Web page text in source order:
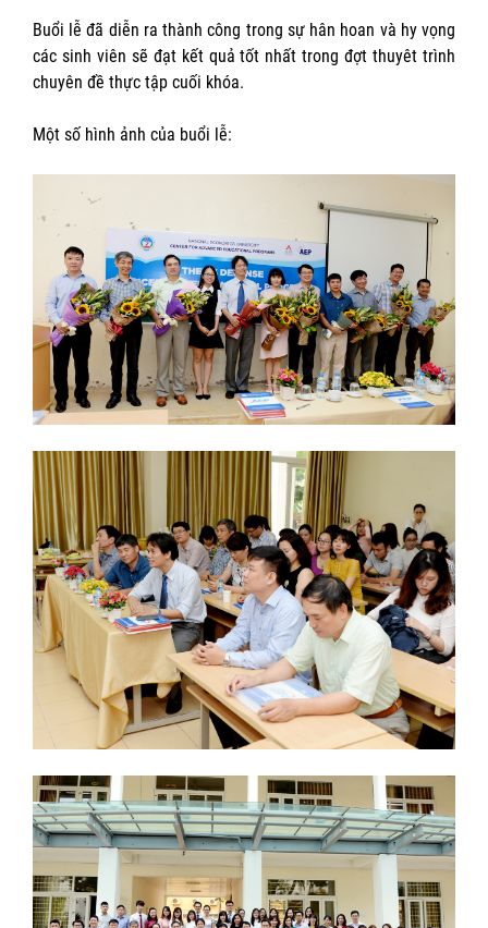
Buổi lễ đã diễn ra thành công trong sự hân hoan và hy vọng
các sinh viên sẽ đạt kết quả tốt nhất trong đợt thuyêt trình
chuyên đề thực tập cuối khóa.
Một số hình ảnh của buổi lễ: